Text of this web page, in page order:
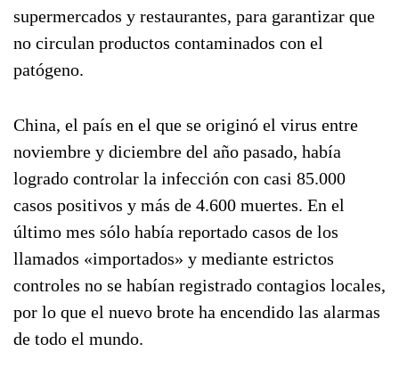
supermercados y restaurantes, para garantizar que
no circulan productos contaminados con el
patógeno.
China, el país en el que se originó el virus entre
noviembre y diciembre del año pasado, había
logrado controlar la infección con casi 85.000
casos positivos y más de 4.600 muertes. En el
último mes sólo había reportado casos de los
llamados «importados» y mediante estrictos
controles no se habían registrado contagios locales,
por lo que el nuevo brote ha encendido las alarmas
de todo el mundo.